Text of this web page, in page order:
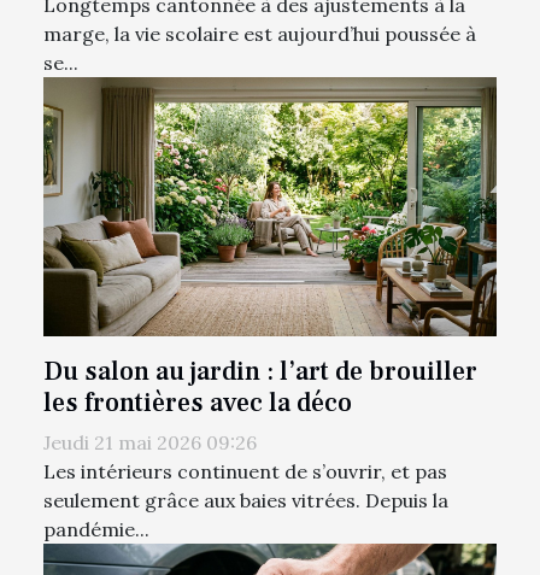
Longtemps cantonnée à des ajustements à la
marge, la vie scolaire est aujourd’hui poussée à
se...
Du salon au jardin : l’art de brouiller
les frontières avec la déco
Jeudi 21 mai 2026 09:26
Les intérieurs continuent de s’ouvrir, et pas
seulement grâce aux baies vitrées. Depuis la
pandémie...